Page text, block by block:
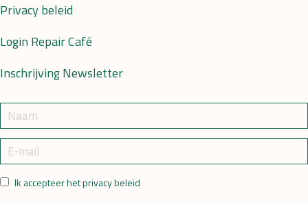
Privacy beleid
Login Repair Café
Inschrijving Newsletter
Ik accepteer het privacy beleid